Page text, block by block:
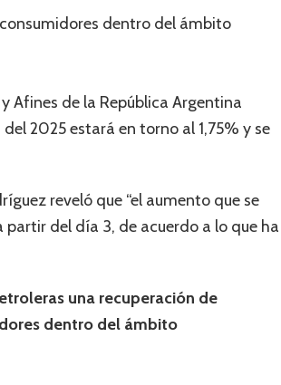
consumidores dentro del ámbito
Afines de la República Argentina
2025 estará en torno al 1,75% y se
reveló que “el aumento que se
del día 3, de acuerdo a lo que ha
una recuperación de
dentro del ámbito